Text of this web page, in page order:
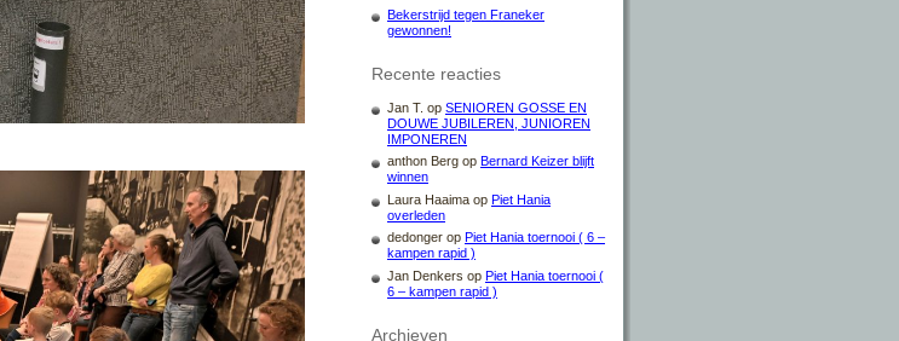
Bekerstrijd tegen Franeker
gewonnen!
Recente reacties
Jan T. op SENIOREN GOSSE EN
DOUWE JUBILEREN, JUNIOREN
IMPONEREN
anthon Berg op Bernard Keizer blijft
winnen
Laura Haaima op Piet Hania
overleden
dedonger op Piet Hania toernooi ( 6 –
kampen rapid )
Jan Denkers op Piet Hania toernooi (
6 – kampen rapid )
Archieven